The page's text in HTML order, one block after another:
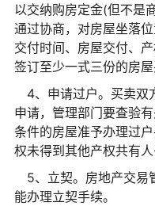
以交纳购房定金(但不是
通过协商，对房屋坐落
交付时间、房屋交付、
签订至少一式三份的房屋
4、申请过户。买卖双
申请，管理部门要查验
条件的房屋准予办理过
权未得到其他产权共有
5、立契。房地产交易
能办理立契手续。